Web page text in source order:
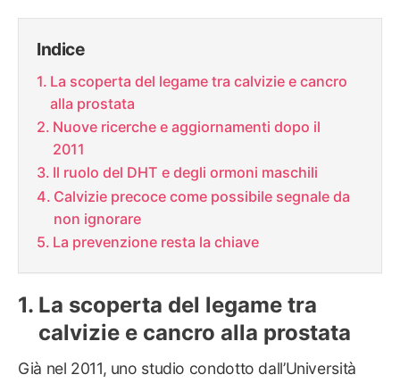
Indice
La scoperta del legame tra calvizie e cancro
alla prostata
Nuove ricerche e aggiornamenti dopo il
2011
Il ruolo del DHT e degli ormoni maschili
Calvizie precoce come possibile segnale da
non ignorare
La prevenzione resta la chiave
La scoperta del legame tra
calvizie e cancro alla prostata
Già nel 2011, uno studio condotto dall’Università